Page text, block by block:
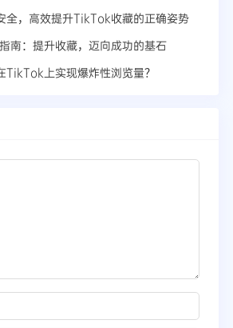
全，高效提升TikTok收藏的正确姿势
南：提升收藏，迈向成功的基石
TikTok上实现爆炸性浏览量？